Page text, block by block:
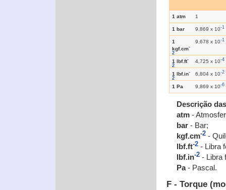
1 atm 1
1 bar 9,869 x 10-1
1
kgf.cm-
2
9,678 x 10-1
1 lbf.ft-
2
4,725 x 10-4
1 lbf.in-
2
6,804 x 10-2
1 Pa 9,869 x 10-6
Descrição
atm -
bar - Bar;
kgf.cm-2 -
lbf.ft-2 - Libra
lbf.in-2 - Libra
Pa- Pascal.
F - Torque